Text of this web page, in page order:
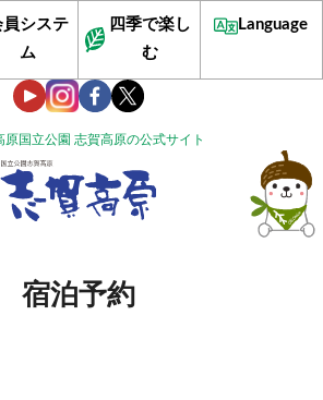
原国立公園 志賀高原の公式サイト
員システ
ム
四季で楽し
む
Language
宿泊予約